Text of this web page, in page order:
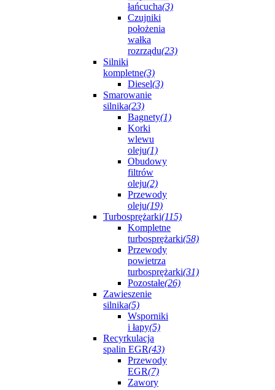
łańcucha(3)
Czujniki
położenia
wałka
rozrządu(23)
Silniki
kompletne(3)
Diesel(3)
Smarowanie
silnika(23)
Bagnety(1)
Korki
wlewu
oleju(1)
Obudowy
filtrów
oleju(2)
Przewody
oleju(19)
Turbosprężarki(115)
Kompletne
turbosprężarki(58)
Przewody
powietrza
turbosprężarki(31)
Pozostałe(26)
Zawieszenie
silnika(5)
Wsporniki
i łapy(5)
Recyrkulacja
spalin EGR(43)
Przewody
EGR(7)
Zawory